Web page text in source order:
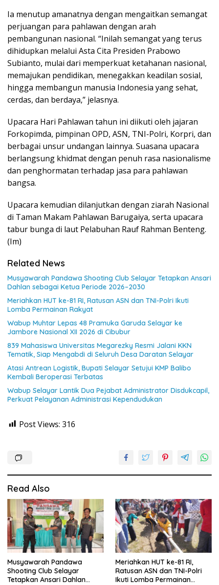
Ia menutup amanatnya dengan mengaitkan semangat
perjuangan para pahlawan dengan arah
pembangunan nasional. “Inilah semangat yang terus
dihidupkan melalui Asta Cita Presiden Prabowo
Subianto, mulai dari memperkuat ketahanan nasional,
memajukan pendidikan, menegakkan keadilan sosial,
hingga membangun manusia Indonesia yang sehat,
cerdas, dan berdaya,” jelasnya.
Upacara Hari Pahlawan tahun ini diikuti oleh jajaran
Forkopimda, pimpinan OPD, ASN, TNI-Polri, Korpri, dan
berbagai unsur undangan lainnya. Suasana upacara
berlangsung khidmat dengan penuh rasa nasionalisme
dan penghormatan terhadap jasa para pahlawan
bangsa.
Upacara kemudian dilanjutkan dengan ziarah Nasional
di Taman Makam Pahlawan Barugaiya, serta upacara
tabur bunga di laut Pelabuhan Rauf Rahman Benteng.
(Im)
Related News
Musyawarah Pandawa Shooting Club Selayar Tetapkan Ansari
Dahlan sebagai Ketua Periode 2026–2030
Meriahkan HUT ke-81 RI, Ratusan ASN dan TNI-Polri Ikuti
Lomba Permainan Rakyat
Wabup Muhtar Lepas 48 Pramuka Garuda Selayar ke
Jambore Nasional XII 2026 di Cibubur
839 Mahasiswa Universitas Megarezky Resmi Jalani KKN
Tematik, Siap Mengabdi di Seluruh Desa Daratan Selayar
Atasi Antrean Logistik, Bupati Selayar Setujui KMP Balibo
Kembali Beroperasi Terbatas
Wabup Selayar Lantik Dua Pejabat Administrator Disdukcapil,
Perkuat Pelayanan Administrasi Kependudukan
Post Views: 316
Read Also
Musyawarah Pandawa
Shooting Club Selayar
Tetapkan Ansari Dahlan
Meriahkan HUT ke-81 RI,
Ratusan ASN dan TNI-Polri
Ikuti Lomba Permainan